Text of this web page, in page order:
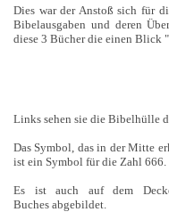
Dies war der Anstoß sich für
Bibelausgaben und deren
diese 3 Bücher die einen Blick
Links sehen sie die Bibelhülle
Das Symbol, das in der Mitte
ist ein Symbol für die Zahl 666.
Es ist auch auf dem
Buches abgebildet.